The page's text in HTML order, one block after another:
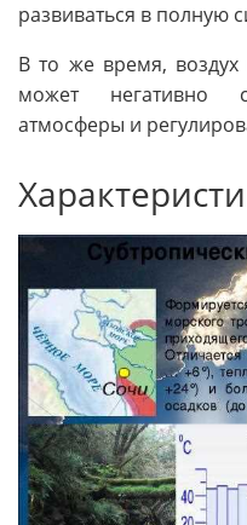
развиваться в полную
В то же время, воздух
может негативно
атмосферы и